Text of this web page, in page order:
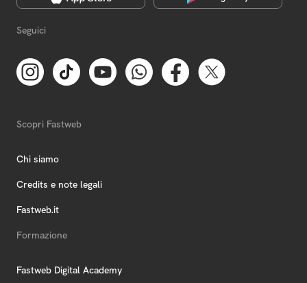
Seguici
Scopri Fastweb
Chi siamo
Credits e note legali
Fastweb.it
Formazione
Fastweb Digital Academy